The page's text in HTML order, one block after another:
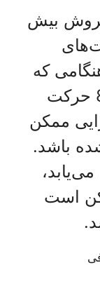
بیش
که
نوسانگر تصادفی به بالای 80 حرکت
ممکن
باشد.
20 کاهش می‌یابد،
است